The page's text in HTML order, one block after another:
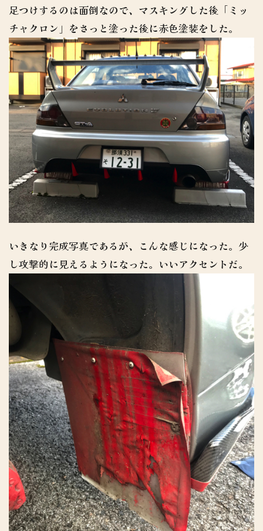
足つけするのは面倒なので、マスキングした後「ミッ
チャクロン」をさっと塗った後に赤色塗装をした。
いきなり完成写真であるが、こんな感じになった。少
し攻撃的に見えるようになった。いいアクセントだ。